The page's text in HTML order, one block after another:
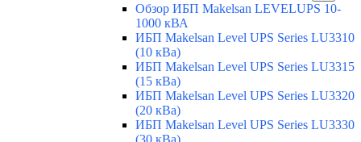
Обзор ИБП Makelsan LEVELUPS 10-
1000 кВА
ИБП Makelsan Level UPS Series LU3310
(10 кВа)
ИБП Makelsan Level UPS Series LU3315
(15 кВа)
ИБП Makelsan Level UPS Series LU3320
(20 кВа)
ИБП Makelsan Level UPS Series LU3330
(30 кВа)